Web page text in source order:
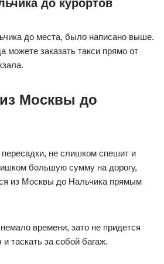
до курортов
до места, было написано выше.
можете заказать такси прямо от
Москвы до
не слишком спешит и
большую сумму на дорогу,
из Москвы до Нальчика прямым
времени, зато не придется
таскать за собой багаж.